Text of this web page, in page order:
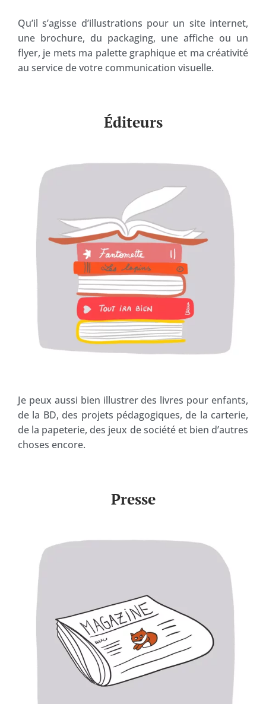
Qu’il s’agisse d’illustrations pour un site internet,
une brochure, du packaging, une affiche ou un
flyer, je mets ma palette graphique et ma créativité
au service de votre communication visuelle.
Éditeurs
Je peux aussi bien illustrer des livres pour enfants,
de la BD, des projets pédagogiques, de la carterie,
de la papeterie, des jeux de société et bien d’autres
choses encore.
Presse